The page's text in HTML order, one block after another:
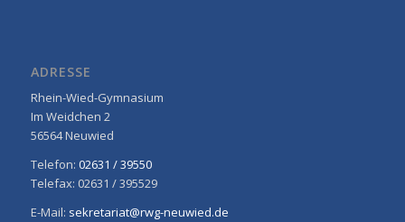
ADRESSE
Rhein-Wied-Gymnasium
Im Weidchen 2
56564 Neuwied
Telefon: 02631 / 39550
Telefax: 02631 / 395529
E-Mail: sekretariat@rwg-neuwied.de